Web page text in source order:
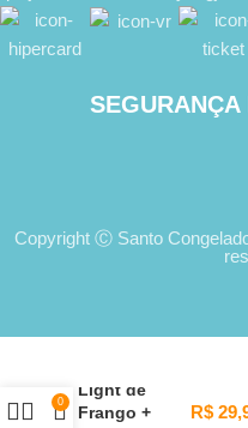
Copyright Ⓒ Santo
Light de
Frango +
R$
0